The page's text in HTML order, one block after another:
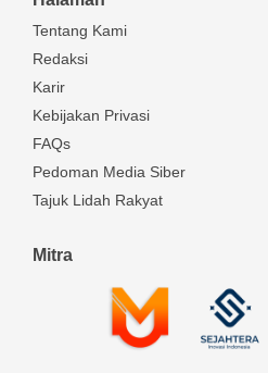
Tentang Kami
Redaksi
Karir
Kebijakan Privasi
FAQs
Pedoman Media Siber
Tajuk Lidah Rakyat
Mitra